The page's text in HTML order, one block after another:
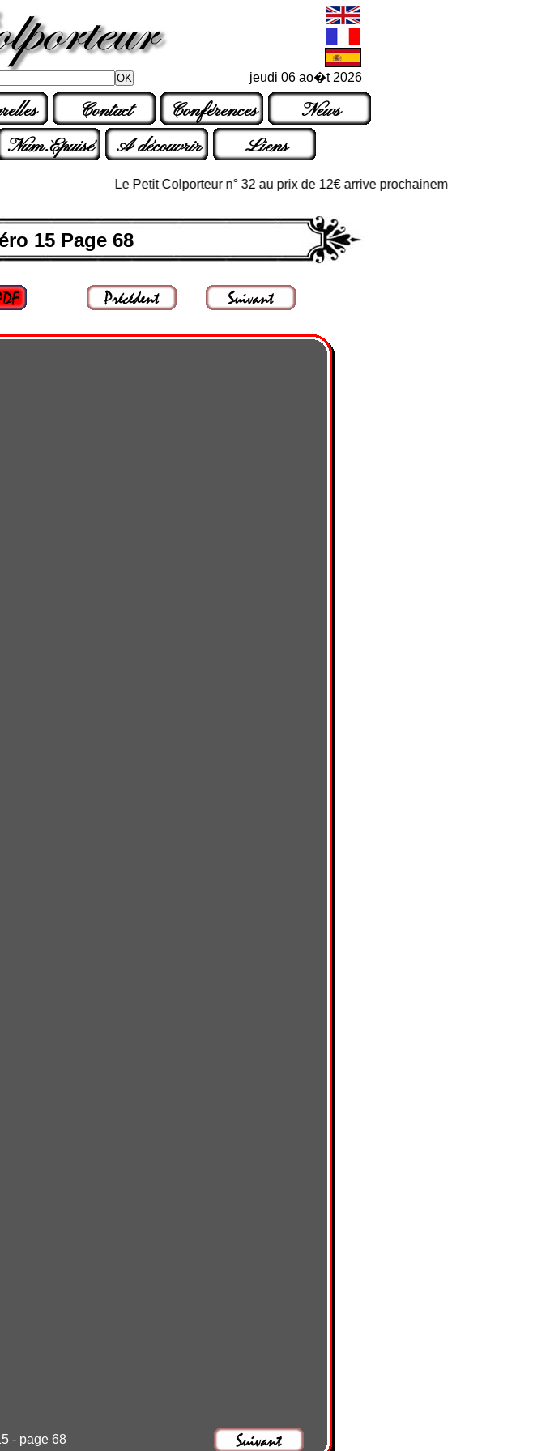
jeudi 06 ao�t 2026
Contact Conférences
News
Num.Epuisé A découvrir Liens
Le Petit Colporteur n° 32 au prix de 12€ arrive prochainement dans les points
15 Page 68
- page 68